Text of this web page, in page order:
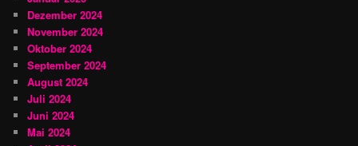
Dezember 2024
November 2024
Oktober 2024
September 2024
August 2024
Juli 2024
Juni 2024
Mai 2024